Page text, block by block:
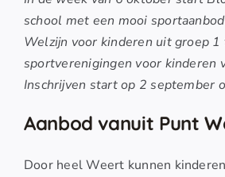
school met een mooi
Welzijn voor kinderen uit groep
sportverenigingen voor kinderen
Inschrijven start op 2 september
Aanbod vanuit Punt
Door heel Weert kunnen